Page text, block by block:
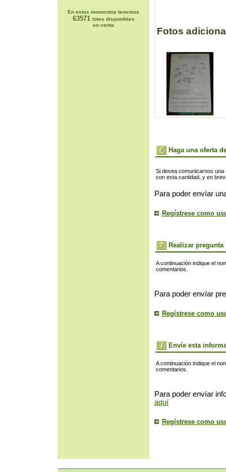
En estos momentos tenemos
63571 lotes disponibles
en venta
Fotos
Haga una oferta
Si desea comunicarnos
con esta cantidad, y en
Para poder envíar
Regístrese como
Realizar pregunta
A continuación indique el
comentarios.
Para poder envíar
Regístrese como
Envíe esta
A continuación indique el
comentarios.
Para poder envíar
aquí
Regístrese como